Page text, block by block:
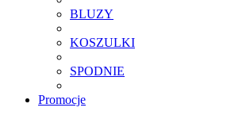
BLUZY
KOSZULKI
SPODNIE
Promocje